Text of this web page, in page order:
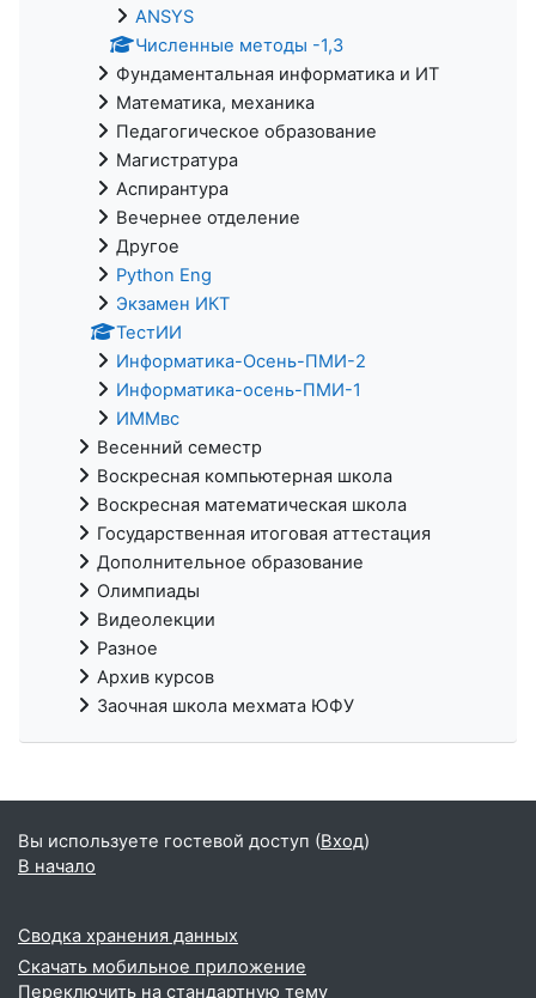
ANSYS
Численные методы -1,3
Фундаментальная информатика и ИТ
Математика, механика
Педагогическое образование
Магистратура
Аспирантура
Вечернее отделение
Другое
Python Eng
Экзамен ИКТ
ТестИИ
Информатика-Осень-ПМИ-2
Информатика-осень-ПМИ-1
ИММвс
Весенний семестр
Воскресная компьютерная школа
Воскресная математическая школа
Государственная итоговая аттестация
Дополнительное образование
Олимпиады
Видеолекции
Разное
Архив курсов
Заочная школа мехмата ЮФУ
Вы используете гостевой доступ (Вход)
В начало
Сводка хранения данных
Скачать мобильное приложение
Переключить на стандартную тему